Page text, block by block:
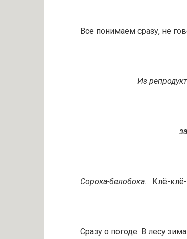
Все понимаем сразу, не
Из
Сорока-белобока. Клё-клё-
Сразу о погоде. В лесу